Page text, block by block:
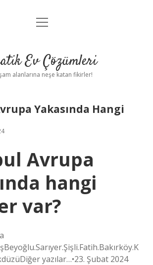
Anasayfa
Yasal Uyarı
menüyü
Ev Çözümleri
alanlarına neşe katan fikirler!
Yakasında Hangi
Avrupa
hangi
var?
yazılar…•23. Şubat 2024